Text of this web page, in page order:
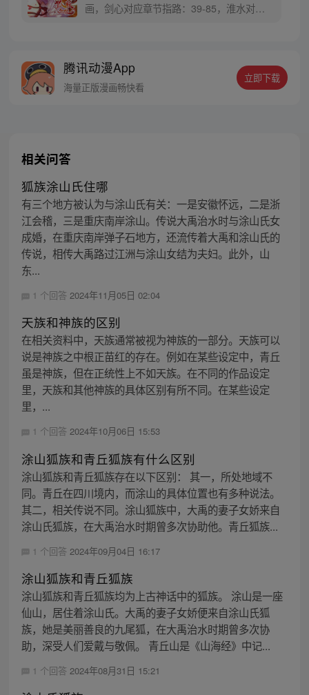
画，剑心对应章节指路：39-85，淮水对应
腾讯动漫App
海量正版漫画畅快看
立即下载
相关问答
狐族涂山氏住哪
有三个地方被认为与涂山氏有关：一是安徽怀远，二是浙
江会稽，三是重庆南岸涂山。传说大禹治水时与涂山氏女
成婚，在重庆南岸弹子石地方，还流传着大禹和涂山氏的
传说，相传大禹路过江洲与涂山女结为夫妇。此外，山
东...
1 个回答 2024年11月05日 02:04
天族和神族的区别
在相关资料中，天族通常被视为神族的一部分。天族可以
说是神族之中根正苗红的存在。例如在某些设定中，青丘
虽是神族，但在正统性上不如天族。在不同的作品设定
里，天族和其他神族的具体区别有所不同。在某些设定
里，...
1 个回答 2024年10月06日 15:53
涂山狐族和青丘狐族有什么区别
涂山狐族和青丘狐族存在以下区别： 其一，所处地域不
同。青丘在四川境内，而涂山的具体位置也有多种说法。
其二，相关传说不同。涂山狐族中，大禹的妻子女娇来自
涂山氏狐族，在大禹治水时期曾多次协助他。青丘狐族...
1 个回答 2024年09月04日 16:17
涂山狐族和青丘狐族
涂山狐族和青丘狐族均为上古神话中的狐族。 涂山是一座
仙山，居住着涂山氏。大禹的妻子女娇便来自涂山氏狐
族，她是美丽善良的九尾狐，在大禹治水时期曾多次协
助，深受人们爱戴与敬佩。 青丘山是《山海经》中记...
1 个回答 2024年08月31日 15:21